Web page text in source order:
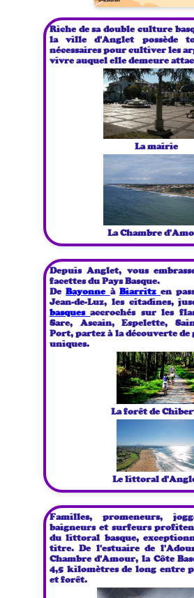
Riche de sa double culture
la ville d'Anglet possède
nécessaires pour cultiver les
vivre auquel elle demeure
La mairie
La Chambre
Depuis Anglet, vous
facettes du Pays Basque.
DeBayonne à Biarritzen
Jean-de-Luz, les citadines,
basquesaccrochés sur les
Sare, Ascain, Espelette,
Port, partez à la découverte de
uniques.
La forêt de
Le littoral
Familles, promeneurs,
baigneurs et surfeurs
du littoral basque,
titre. De l'estuaire de
Chambre d'Amour, la Côte
4,5 kilomètres de long entre
et forêt.